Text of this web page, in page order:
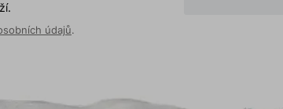
údajů.